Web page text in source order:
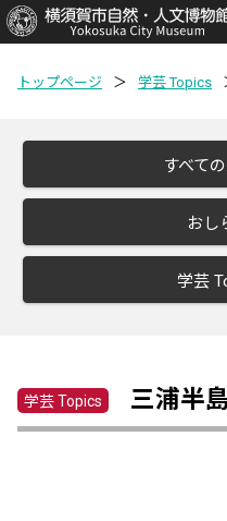
トップページ ＞ 学芸 Topics
すべて
おし
学芸
学芸 Topics 三浦半